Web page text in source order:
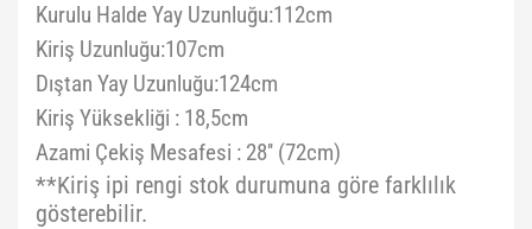
Kurulu Halde Yay Uzunluğu:112cm
Kiriş Uzunluğu:107cm
Dıştan Yay Uzunluğu:124cm
Kiriş Yüksekliği : 18,5cm
Azami Çekiş Mesafesi : 28'' (72cm)
**Kiriş ipi rengi stok durumuna göre farklılık
gösterebilir.